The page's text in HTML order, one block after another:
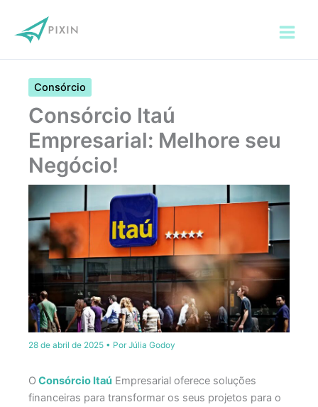
para
Consórcio
Consórcio Itaú
Empresarial: Melhore seu
Negócio!
28 de abril de 2025 • Por Júlia Godoy
O Consórcio ItaúEmpresarial oferece soluções
financeiras para transformar os seus projetos para o